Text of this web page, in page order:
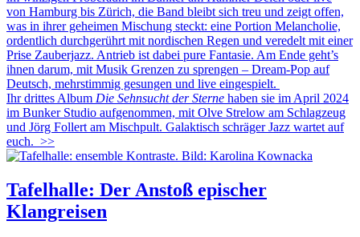
von Hamburg bis Zürich, die Band bleibt sich treu und zeigt offen,
was in ihrer geheimen Mischung steckt: eine Portion Melancholie,
ordentlich durchgerührt mit nordischen Regen und veredelt mit einer
Prise Zauberjazz. Antrieb ist dabei pure Fantasie. Am Ende geht’s
ihnen darum, mit Musik Grenzen zu sprengen – Dream-Pop auf
Deutsch, mehrstimmig gesungen und live eingespielt.
Ihr drittes Album Die Sehnsucht der Sterne haben sie im April 2024
im Bunker Studio aufgenommen, mit Olve Strelow am Schlagzeug
und Jörg Follert am Mischpult. Galaktisch schräger Jazz wartet auf
euch. >>
Tafelhalle: Der Anstoß epischer
Klangreisen